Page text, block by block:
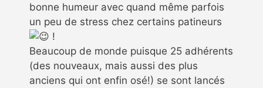
bonne humeur avec quand même parfois
un peu de stress chez certains patineurs
!
Beaucoup de monde puisque 25 adhérents
(des nouveaux, mais aussi des plus
anciens qui ont enfin osé!) se sont lancés